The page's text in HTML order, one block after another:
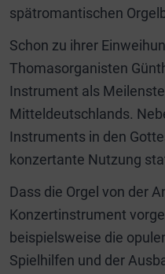
spätromantischen
Schon zu ihrer
Thomasorganisten
Instrument als
Mitteldeutschlands.
Instruments in den
konzertante Nutzung
Dass die Orgel von der
Konzertinstrument
beispielsweise die
Spielhilfen und der